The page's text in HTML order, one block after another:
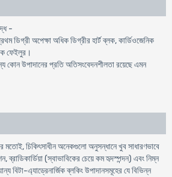
-
প্রথম ডিগ্রী অপেক্ষা অধিক ডিগ্রীর হার্ট ব্লক, কার্ডিওজেনিক
ফেইলুর।
কোন উপাদানের প্রতি অতিসংবেদনশীলতা রয়েছে এমন
চিকিৎসাধীন অনেকগুলাে অনুসন্ধানে খুব সাধারণভাবে
ব্রাডিকার্ডিয়া (স্বাভাবিকের চেয়ে কম হৃদস্পন্দন) এবং নিম্ন
বিটা-এ্যাড্রেনার্জিক ব্লকিং উপাদানসমূহের যে বিভিন্ন